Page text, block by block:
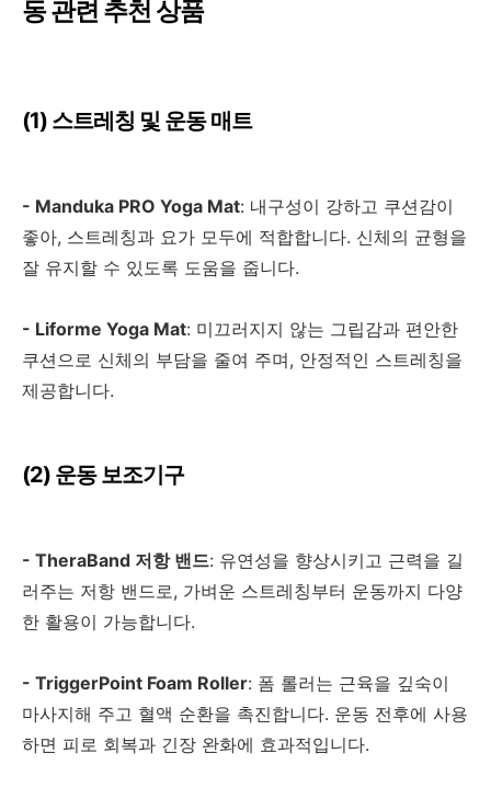
동 관련 추천 상품
(1) 스트레칭 및 운동 매트
- Manduka PRO Yoga Mat: 내구성이 강하고 쿠션감이
좋아, 스트레칭과 요가 모두에 적합합니다. 신체의 균형을
잘 유지할 수 있도록 도움을 줍니다.
- Liforme Yoga Mat: 미끄러지지 않는 그립감과 편안한
쿠션으로 신체의 부담을 줄여 주며, 안정적인 스트레칭을
제공합니다.
(2) 운동 보조기구
- TheraBand 저항 밴드: 유연성을 향상시키고 근력을 길
러주는 저항 밴드로, 가벼운 스트레칭부터 운동까지 다양
한 활용이 가능합니다.
- TriggerPoint Foam Roller: 폼 롤러는 근육을 깊숙이
마사지해 주고 혈액 순환을 촉진합니다. 운동 전후에 사용
하면 피로 회복과 긴장 완화에 효과적입니다.